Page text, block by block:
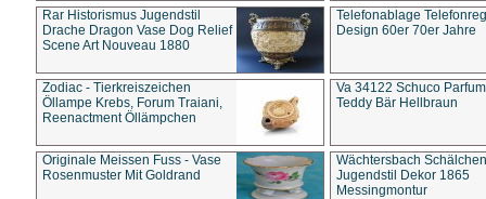
Rar Historismus Jugendstil
Drache Dragon Vase Dog Relief
Scene Art Nouveau 1880
Telefonablage
Design 60er 70er Jahre
Zodiac - Tierkreiszeichen
Öllampe Krebs, Forum Traiani,
Reenactment Öllämpchen
Va 34122 Schuco
Teddy Bär Hellbraun
Originale Meissen Fuss - Vase
Rosenmuster Mit Goldrand
Wächtersbach Schälchen
Jugendstil Dekor 1865
Messingmontur